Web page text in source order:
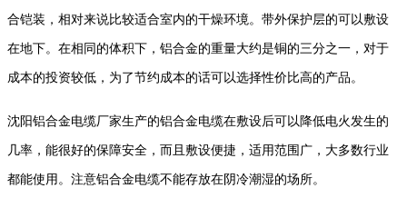
合铠装，相对来说比较适合室内的干燥环境。带外保护层的可以敷设
在地下。在相同的体积下，铝合金的重量大约是铜的三分之一，对于
成本的投资较低，为了节约成本的话可以选择性价比高的产品。
沈阳铝合金电缆厂家生产的铝合金电缆在敷设后可以降低电火发生的
几率，能很好的保障安全，而且敷设便捷，适用范围广，大多数行业
都能使用。注意铝合金电缆不能存放在阴冷潮湿的场所。